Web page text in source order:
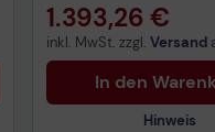
1.393,26 €
inkl. MwSt. zzgl. Versand
In den
Hinweis